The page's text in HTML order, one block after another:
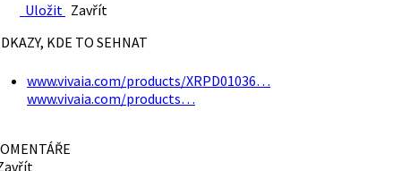
Uložit Zavřít
KDE TO SEHNAT
www.vivaia.com/products/XRPD01036…
www.vivaia.com/products…